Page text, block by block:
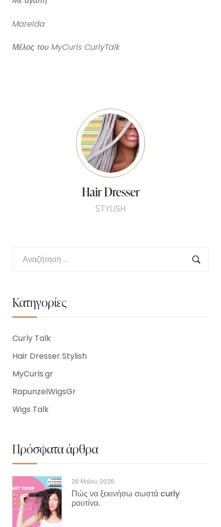
Marelda
Μέλος του MyCurls CurlyTalk
Hair Dresser
STYLISH
Κατηγορίες
Curly Talk
Hair Dresser Stylish
MyCurls.gr
RapunzelWigsGr
Wigs Talk
Πρόσφατα άρθρα
26 Μαΐου, 2026
Πώς να ξεκινήσω σωστά curly
ρουτίνα.